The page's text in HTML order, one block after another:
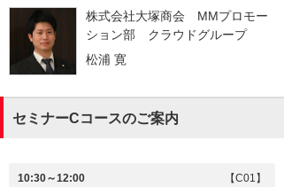
株式会社大塚商会 MMプロモー
ション部 クラウドグループ
松浦 寛
セミナーCコースのご案内
10:30～12:00 【C01】